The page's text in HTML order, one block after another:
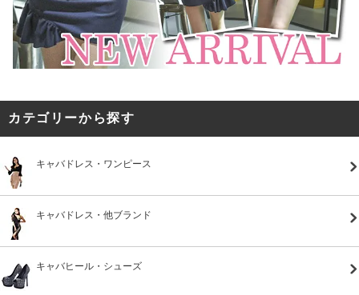
カテゴリーから探す
キャバドレス・ワンピース
キャバドレス・他ブランド
キャバヒール・シューズ